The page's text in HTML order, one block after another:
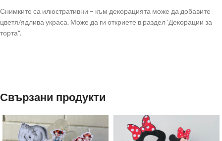
Снимките са илюстративни – към декорацията може да добавите
цветя/ядлива украса. Може да ги откриете в раздел ‘Декорации за
торта“.
Свързани продукти